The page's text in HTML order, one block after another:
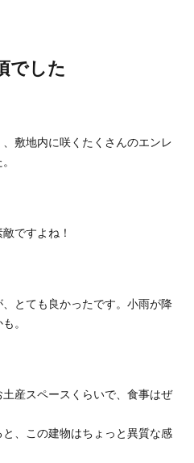
でした
敷地内に咲くたくさんのエンレ
ですよね！
とても良かったです。小雨が降
。
産スペースくらいで、食事はぜ
、この建物はちょっと異質な感